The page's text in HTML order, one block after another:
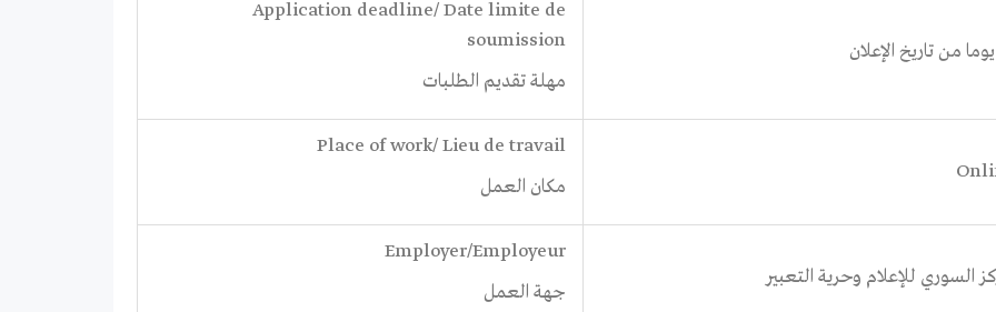
Application deadline/ Date limite de
soumission
مهلة تقديم الطلبات
Place of work/ Lieu de travail
مكان العمل
السوري للإعلام وحرية التعبير
Employer/Employeur
جهة العمل